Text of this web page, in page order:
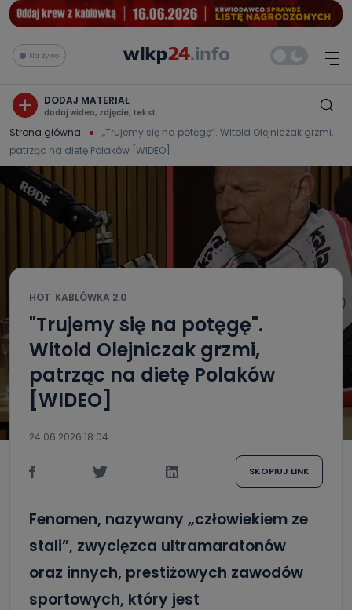
Na żywo
DODAJ MATERIAŁ
dodaj wideo, zdjęcie, tekst
Strona główna
„Trujemy się na potęgę”. Witold Olejniczak grzmi,
patrząc na dietę Polaków [WIDEO]
HOT KABLÓWKA 2.0
"Trujemy się na potęgę".
Witold Olejniczak grzmi,
patrząc na dietę Polaków
[WIDEO]
24.06.2026 18:04
SKOPIUJ LINK
Fenomen, nazywany „człowiekiem ze
stali”, zwycięzca ultramaratonów
oraz innych, prestiżowych zawodów
sportowych, który jest